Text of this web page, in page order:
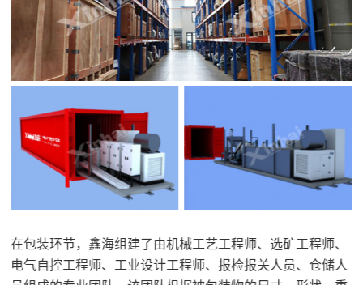
在包装环节，鑫海组建了由机械工艺工程师、选矿工程师、
电气自控工程师、工业设计工程师、报检报关人员、仓储人